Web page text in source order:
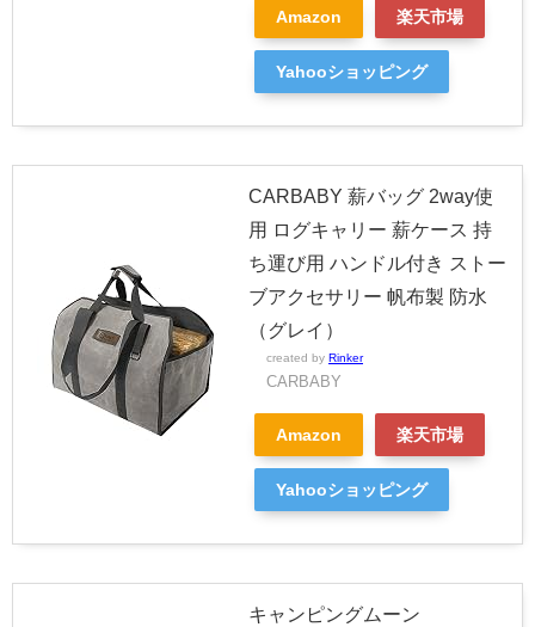
Amazon 楽天市場
Yahooショッピング
CARBABY 薪バッグ 2way使
用 ログキャリー 薪ケース 持
ち運び用 ハンドル付き ストー
ブアクセサリー 帆布製 防水
（グレイ）
created by Rinker
CARBABY
Amazon 楽天市場
Yahooショッピング
キャンピングムーン